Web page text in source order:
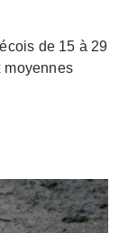
de 15 à 29
moyennes